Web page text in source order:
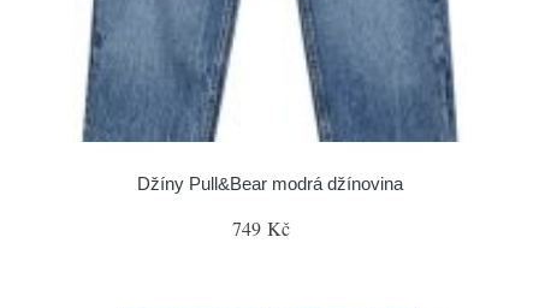
Džíny Pull&Bear modrá džínovina
749 Kč